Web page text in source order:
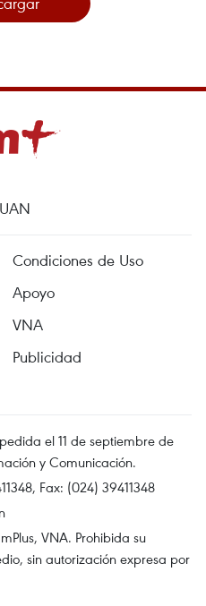
Condiciones de Uso
Apoyo
VNA
Publicidad
el 11 de septiembre de
y Comunicación.
Fax: (024) 39411348
VNA. Prohibida su
sin autorización expresa por